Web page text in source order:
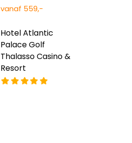
vanaf 559,-
Hotel Atlantic
Palace Golf
Thalasso Casino &
Resort